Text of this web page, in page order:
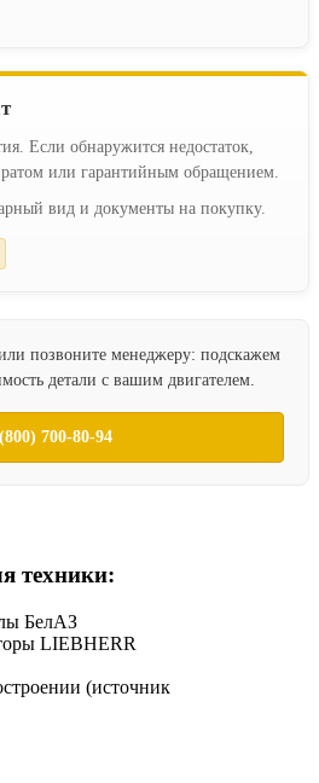
Если обнаружится недостаток,
или гарантийным обращением.
вид и документы на покупку.
или позвоните менеджеру: подскажем
детали с вашим двигателем.
700-80-94
техники:
БелАЗ
LIEBHERR
(источник